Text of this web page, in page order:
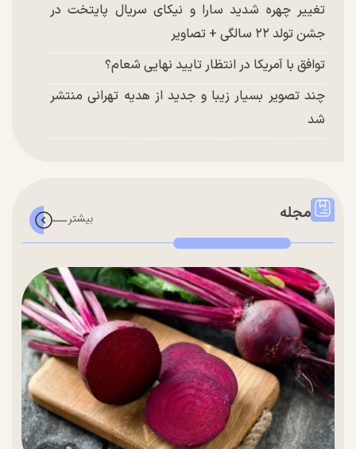
تغییر چهره شدید سارا و نیکای سریال پایتخت در
جشن تولد ۲۲ سالگی + تصاویر
توافق با آمریکا در انتظار تایید نهایی شعام؟
چند تصویر بسیار زیبا و جدید از هدیه تهرانی منتشر
شد
مجله